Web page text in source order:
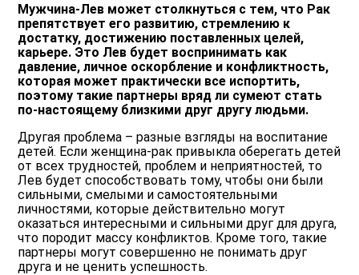
Мужчина-Лев может столкнуться с тем, что Рак
препятствует его развитию, стремлению к
достатку, достижению поставленных целей,
карьере. Это Лев будет воспринимать как
давление, личное оскорбление и конфликтность,
которая может практически все испортить,
поэтому такие партнеры вряд ли сумеют стать
по-настоящему близкими друг другу людьми.
Другая проблема – разные взгляды на воспитание
детей. Если женщина-рак привыкла оберегать детей
от всех трудностей, проблем и неприятностей, то
Лев будет способствовать тому, чтобы они были
сильными, смелыми и самостоятельными
личностями, которые действительно могут
оказаться интересными и сильными друг для друга,
что породит массу конфликтов. Кроме того, такие
партнеры могут совершенно не понимать друг
друга и не ценить успешность.